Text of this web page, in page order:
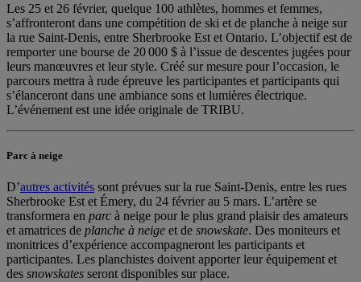
Les 25 et 26 février, quelque 100 athlètes, hommes et femmes,
s’affronteront dans une compétition de ski et de planche à neige sur
la rue Saint-Denis, entre Sherbrooke Est et Ontario. L’objectif est de
remporter une bourse de 20 000 $ à l’issue de descentes jugées pour
leurs manœuvres et leur style. Créé sur mesure pour l’occasion, le
parcours mettra à rude épreuve les participantes et participants qui
s’élanceront dans une ambiance sons et lumières électrique.
L’événement est une idée originale de TRIBU.
Parc à neige
D’autres activités sont prévues sur la rue Saint-Denis, entre les rues
Sherbrooke Est et Émery, du 24 février au 5 mars. L’artère se
transformera en parc à neige pour le plus grand plaisir des amateurs
et amatrices de planche à neige et de snowskate. Des moniteurs et
monitrices d’expérience accompagneront les participants et
participantes. Les planchistes doivent apporter leur équipement et
des snowskates seront disponibles sur place.